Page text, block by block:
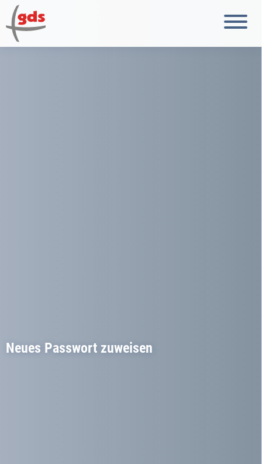
Neues Passwort zuweisen